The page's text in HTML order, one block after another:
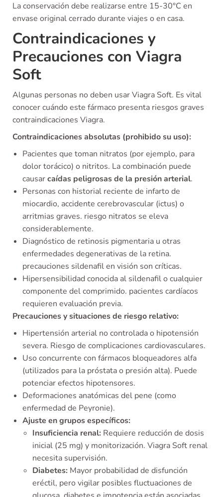
La conservación debe realizarse entre 15-30°C en
envase original cerrado durante viajes o en casa.
Contraindicaciones y
Precauciones con Viagra
Soft
Algunas personas no deben usar Viagra Soft. Es vital
conocer cuándo este fármaco presenta riesgos graves
contraindicaciones Viagra.
Contraindicaciones absolutas (prohibido su uso):
Pacientes que toman nitratos (por ejemplo, para
dolor torácico) o nitritos. La combinación puede
causarcaídas peligrosas de la presión arterial.
Personas con historial reciente de infarto de
miocardio, accidente cerebrovascular (ictus) o
arritmias graves. riesgo nitratos se eleva
considerablemente.
Diagnóstico de retinosis pigmentaria u otras
enfermedades degenerativas de la retina.
precauciones sildenafil en visión son críticas.
Hipersensibilidad conocida al sildenafil o cualquier
componente del comprimido. pacientes cardíacos
requieren evaluación previa.
Precauciones y situaciones de riesgo relativo:
Hipertensión arterial no controlada o hipotensión
severa. Riesgo de complicaciones cardiovasculares.
Uso concurrente con fármacos bloqueadores alfa
(utilizados para la próstata o presión alta). Puede
potenciar efectos hipotensores.
Deformaciones anatómicas del pene (como
enfermedad de Peyronie).
Ajuste en grupos específicos:
Insuficiencia renal: Requiere reducción de dosis
inicial (25 mg) y monitorización. Viagra Soft renal
necesita supervisión.
Diabetes: Mayor probabilidad de disfunción
eréctil, pero vigilar posibles fluctuaciones de